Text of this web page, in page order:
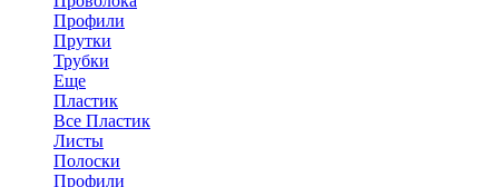
Профили
Прутки
Трубки
Еще
Пластик
Все Пластик
Листы
Полоски
Профили